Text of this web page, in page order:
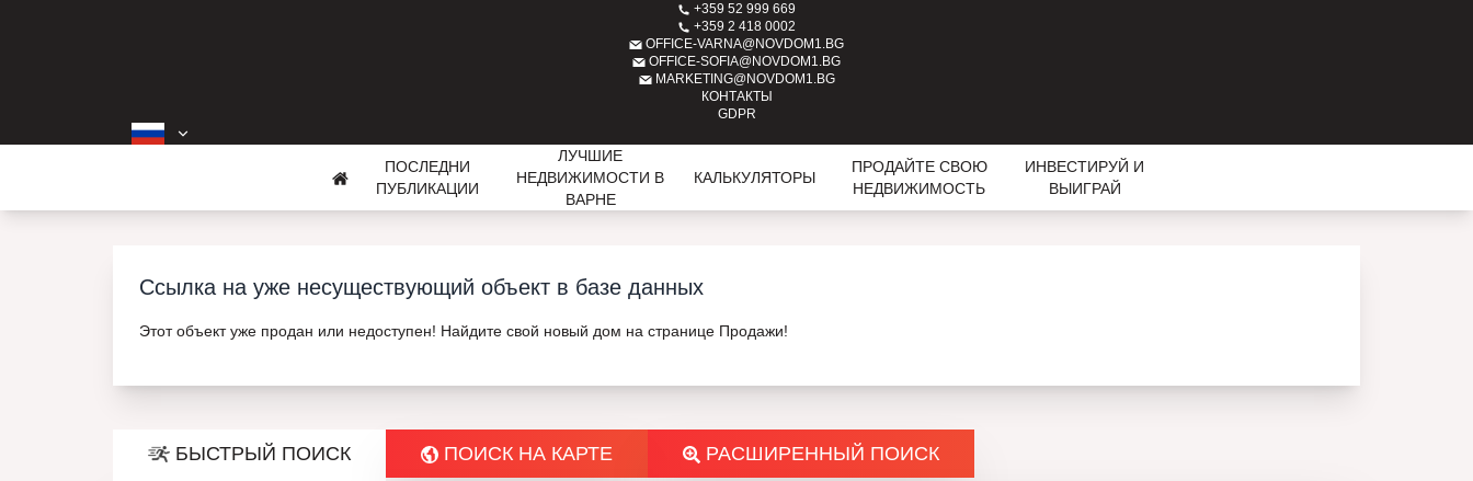
+359 52 999 669
+359 2 418 0002
OFFICE-VARNA@NOVDOM1.BG
OFFICE-SOFIA@NOVDOM1.BG
MARKETING@NOVDOM1.BG
КОНТАКТЫ
GDPR
ПОСЛЕДНИ
ПУБЛИКАЦИИ
ЛУЧШИЕ
НЕДВИЖИМОСТИ В
ВАРНЕ
КАЛЬКУЛЯТОРЫ
ПРОДАЙТЕ СВОЮ
НЕДВИЖИМОСТЬ
ИНВЕСТИРУЙ И
ВЫИГРАЙ
Ссылка на уже несуществующий объект в базе данных
Этот объект уже продан или недоступен! Найдите свой новый дом на странице Продажи!
БЫСТРЫЙ ПОИСК ПОИСК НА КАРТЕ РАСШИРЕННЫЙ ПОИСК